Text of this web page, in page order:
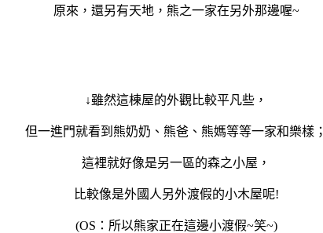
原來，還另有天地，熊之一家在另外那邊喔~
↓雖然這棟屋的外觀比較平凡些，
但一進門就看到熊奶奶、熊爸、熊媽等等一家和樂樣；
這裡就好像是另一區的森之小屋，
比較像是外國人另外渡假的小木屋呢!
(OS ：所以熊家正在這邊小渡假~笑~)